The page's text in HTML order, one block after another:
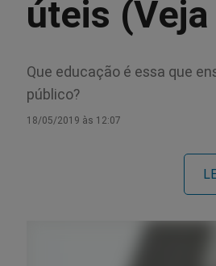
úteis
Que educação é essa que
público?
18/05/2019 às 12:07